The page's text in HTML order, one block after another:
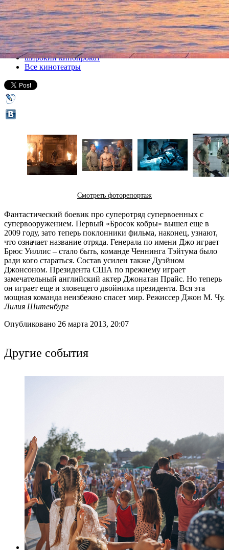
03 апреля 2013, среда-24 апреля 2013, среда
Версия для печати
Все кино
широкий кинопрокат
Все кинотеатры
Смотреть фоторепортаж
Фантастический боевик про суперотряд супервоенных с
супервооружением. Первый «Бросок кобры» вышел еще в
2009 году, зато теперь поклонники фильма, наконец, узнают,
что означает название отряда. Генерала по имени Джо играет
Брюс Уиллис – стало быть, команде Ченнинга Тэйтума было
ради кого стараться. Состав усилен также Дуэйном
Джонсоном. Президента США по прежнему играет
замечательный английский актер Джонатан Прайс. Но теперь
он играет еще и зловещего двойника президента. Вся эта
мощная команда неизбежно спасет мир. Режиссер Джон М. Чу.
Лилия Шитенбург
Опубликовано 26 марта 2013, 20:07
Другие события